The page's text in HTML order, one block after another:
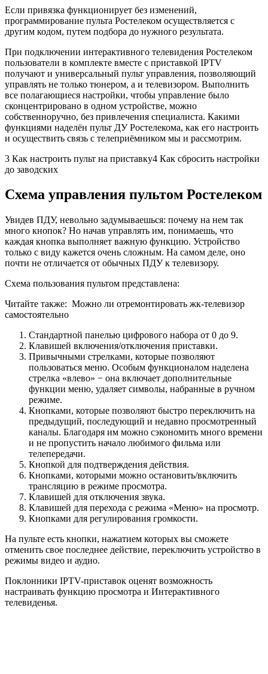
Если привязка функционирует без изменений,
программирование пульта Ростелеком осуществляется с
другим кодом, путем подбора до нужного результата.
При подключении интерактивного телевидения Ростелеком
пользователи в комплекте вместе с приставкой IPTV
получают и универсальный пульт управления, позволяющий
управлять не только тюнером, а и телевизором. Выполнить
все полагающиеся настройки, чтобы управление было
сконцентрировано в одном устройстве, можно
собственноручно, без привлечения специалиста. Какими
функциями наделён пульт ДУ Ростелекома, как его настроить
и осуществить связь с телеприёмником мы и рассмотрим.
3 Как настроить пульт на приставку4 Как сбросить настройки
до заводских
Схема управления пультом Ростелеком
Увидев ПДУ, невольно задумываешься: почему на нем так
много кнопок? Но начав управлять им, понимаешь, что
каждая кнопка выполняет важную функцию. Устройство
только с виду кажется очень сложным. На самом деле, оно
почти не отличается от обычных ПДУ к телевизору.
Схема пользования пультом представлена:
Читайте также: Можно ли отремонтировать жк-телевизор
самостоятельно
Стандартной панелью цифрового набора от 0 до 9.
Клавишей включения/отключения приставки.
Привычными стрелками, которые позволяют
пользоваться меню. Особым функционалом наделена
стрелка «влево» − она включает дополнительные
функции меню, удаляет символы, набранные в ручном
режиме.
Кнопками, которые позволяют быстро переключить на
предыдущий, последующий и недавно просмотренный
каналы. Благодаря им можно сэкономить много времени
и не пропустить начало любимого фильма или
телепередачи.
Кнопкой для подтверждения действия.
Кнопками, которыми можно остановить/включить
трансляцию в режиме просмотра.
Клавишей для отключения звука.
Клавишей для перехода с режима «Меню» на просмотр.
Кнопками для регулирования громкости.
На пульте есть кнопки, нажатием которых вы сможете
отменить свое последнее действие, переключить устройство в
режимы видео и аудио.
Поклонники IPTV-приставок оценят возможность
настраивать функцию просмотра и Интерактивного
телевиденья.